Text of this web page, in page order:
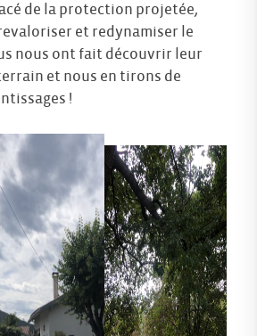
de la protection projetée,
et redynamiser le
nous ont fait découvrir leur
et nous en tirons de
!